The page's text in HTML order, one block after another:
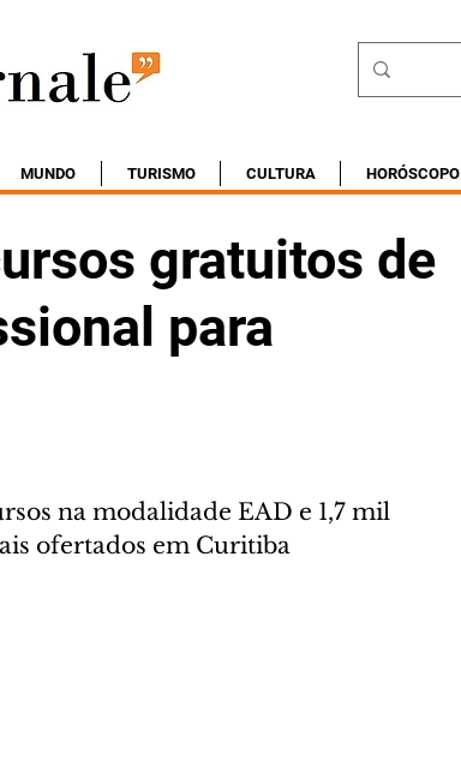
MUNDO TURISMO CULTURA HORÓSCOPO
gratuitos de
para
na modalidade EAD e 1,7 mil
ofertados em Curitiba